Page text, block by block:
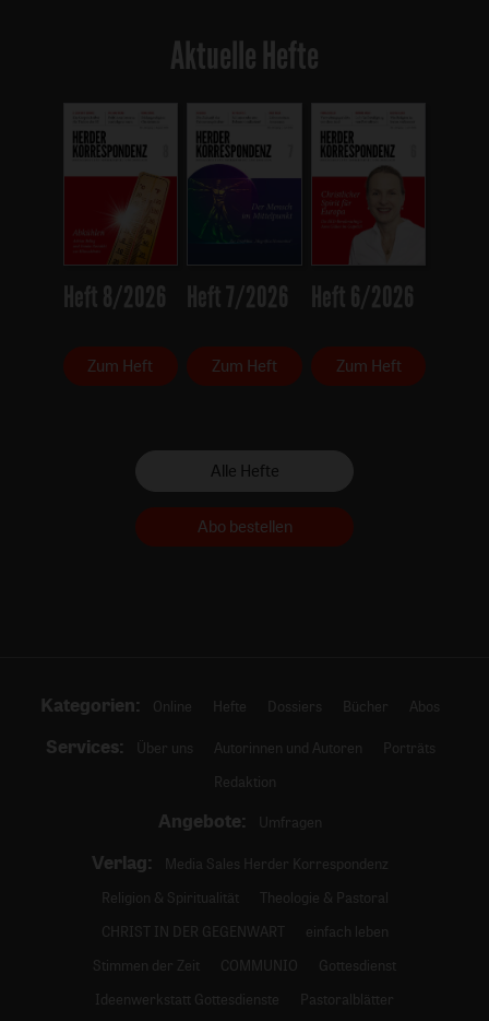
Aktuelle Hefte
Heft 8/2026
Zum Heft
Heft 7/2026
Zum Heft
Heft 6/2026
Zum Heft
Alle Hefte
Abo bestellen
Kategorien: Online Hefte Dossiers Bücher Abos
Services: Über uns Autorinnen und Autoren
Porträts
Redaktion
Angebote: Umfragen
Verlag:
Media Sales Herder Korrespondenz
Religion & Spiritualität
Theologie & Pastoral
CHRIST IN DER GEGENWART
einfach leben
Stimmen der Zeit
COMMUNIO
Gottesdienst
Ideenwerkstatt Gottesdienste
Pastoralblätter